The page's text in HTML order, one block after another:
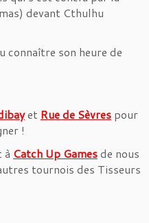
devant Cthulhu
connaître son heure de
et Rue de Sèvres pour
!
à Catch Up Gamesde nous
tournois des Tisseurs